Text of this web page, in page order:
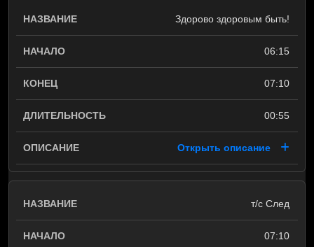
Здорово здоровым быть!
06:15
07:10
00:55
Открыть описание
т/с След
07:10